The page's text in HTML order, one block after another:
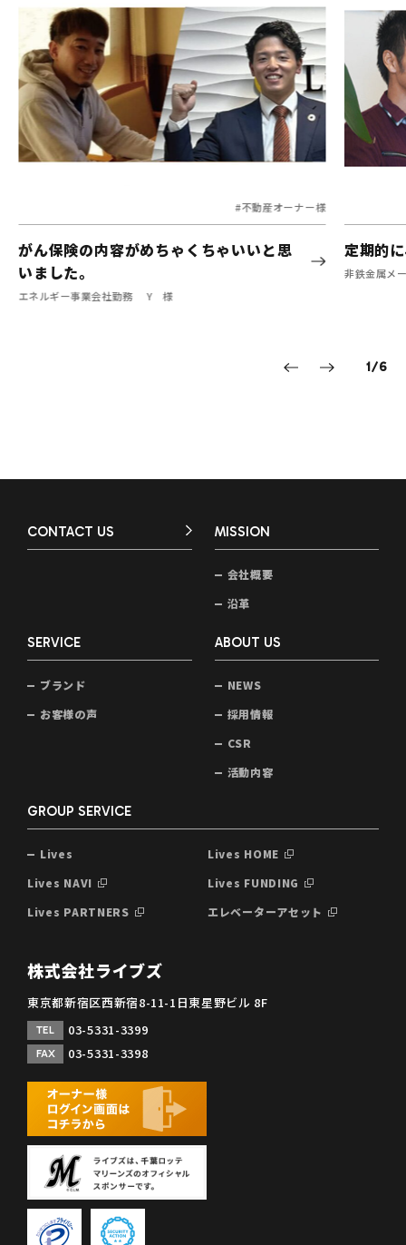
#不動産オーナー様
がん保険の内容がめちゃくちゃいいと思
いました。
エネルギー事業会社勤務 Y 様
定期的
非鉄金属メ
1/6
CONTACT US MISSION
会社概要
沿革
SERVICE
ブランド
お客様の声
ABOUT US
NEWS
採用情報
CSR
活動内容
GROUP SERVICE
Lives
Lives HOME
Lives NAVI
Lives FUNDING
Lives PARTNERS
エレベーターアセット
株式会社ライブズ
東京都新宿区西新宿8-11-1日東星野ビル 8F
TEL 03-5331-3399
FAX 03-5331-3398